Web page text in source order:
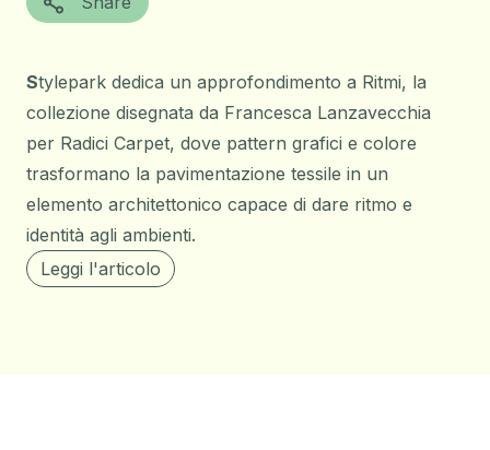
Stylepark dedica un approfondimento a Ritmi, la
collezione disegnata da Francesca Lanzavecchia
per Radici Carpet, dove pattern grafici e colore
trasformano la pavimentazione tessile in un
elemento architettonico capace di dare ritmo e
identità agli ambienti.
Leggi l'articolo